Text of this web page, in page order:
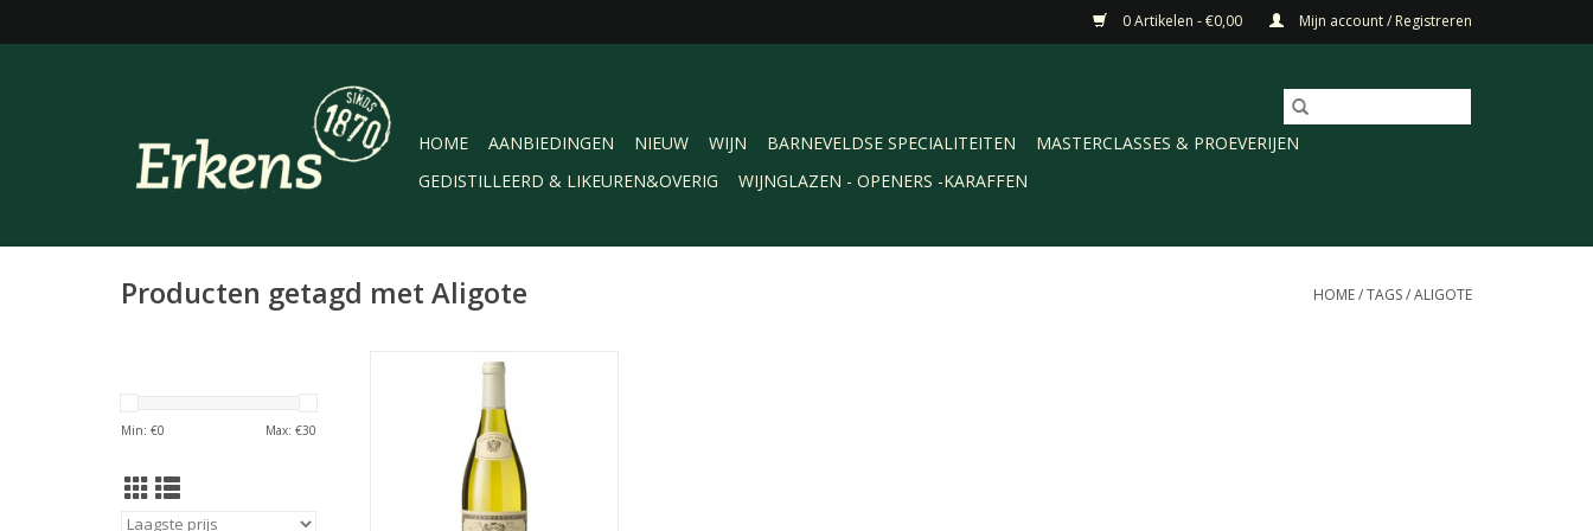
0 Artikelen - €0,00 Mijn account / Registreren
HOME AANBIEDINGEN NIEUW WIJN BARNEVELDSE SPECIALITEITEN
MASTERCLASSES & PROEVERIJEN
GEDISTILLEERD & LIKEUREN&OVERIG
WIJNGLAZEN - OPENERS -KARAFFEN
Producten getagd met Aligote HOME/TAGS/ALIGOTE
Min: €0 Max: €30
Louis Jadot Bouzeron Domaine
Bourgogne, Frankrijk. Droge
frisse witte wijn van de Aligoté
druif. Redelijk strak, wit fruit wat
vegetaals met een lichte
houttoon.